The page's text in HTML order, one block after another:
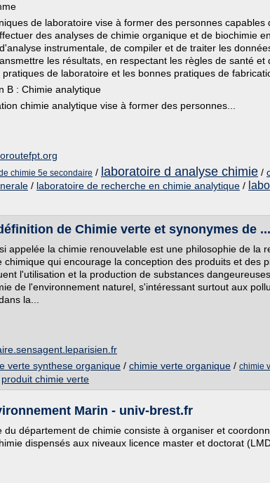
de laboratoire vise à former des personnes capables
des analyses de chimie organique et de biochimie
instrumentale, de compiler et de traiter les
les résultats, en respectant les règles de santé et
de laboratoire et les bonnes pratiques de
B : Chimie analytique
chimie analytique vise à former des personnes...
chimie 5e secondaire / laboratoire d analyse chimie /
/ laboratoire de recherche en chimie analytique /
de Chimie verte et synonymes de ...
appelée la chimie renouvelable est une philosophie de la
chimique qui encourage la conception des produits et des
l'utilisation et la production de substances
de l'environnement naturel, s'intéressant surtout aux
la...
verte synthese organique / chimie verte organique / chimie
produit chimie verte
Marin - univ-brest.fr
du département de chimie consiste à organiser et
dispensés aux niveaux licence master et doctorat